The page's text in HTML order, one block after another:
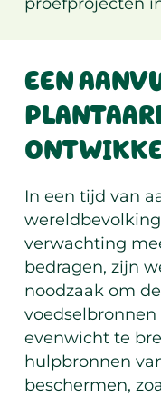
EEN
In een tijd van
verwachting
bedragen, zijn
noodzaak om
evenwicht te
hulpbronnen
beschermen,